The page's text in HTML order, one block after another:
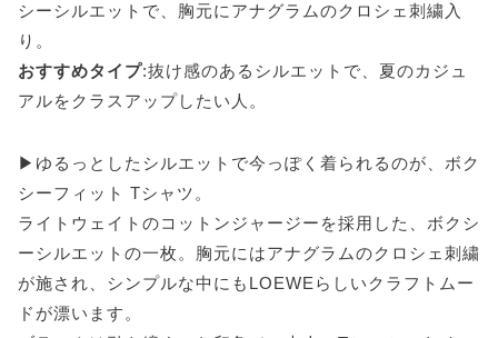
シーシルエットで、胸元にアナグラムのクロシェ刺繍入
り。
おすすめタイプ:抜け感のあるシルエットで、夏のカジュ
アルをクラスアップしたい人。
▶ゆるっとしたシルエットで今っぽく着られるのが、ボク
シーフィット Tシャツ。
ライトウェイトのコットンジャージーを採用した、ボクシ
ーシルエットの一枚。胸元にはアナグラムのクロシェ刺繍
が施され、シンプルな中にもLOEWEらしいクラフトムー
ドが漂います。